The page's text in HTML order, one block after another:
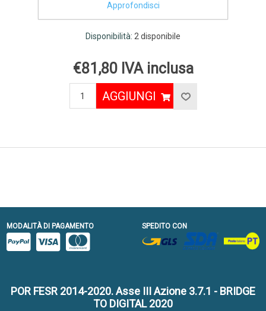
Produttore: SKF
Disponibilità: 2 disponibile
€81,80 IVA inclusa
AGGIUNGI
MODALITÀ DI PAGAMENTO SPEDITO CON
POR FESR 2014-2020. Asse III Azione 3.7.1 - BRIDGE
TO DIGITAL 2020
Approfondisci